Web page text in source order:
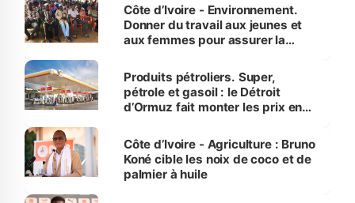
Côte d’Ivoire - Environnement.
Donner du travail aux jeunes et
aux femmes pour assurer la
menacées
Produits pétroliers. Super,
pétrole et gasoil : le Détroit
d’Ormuz fait monter les prix en
Côte d’Ivoire - Agriculture : Bruno
Koné cible les noix de coco et de
palmier à huile